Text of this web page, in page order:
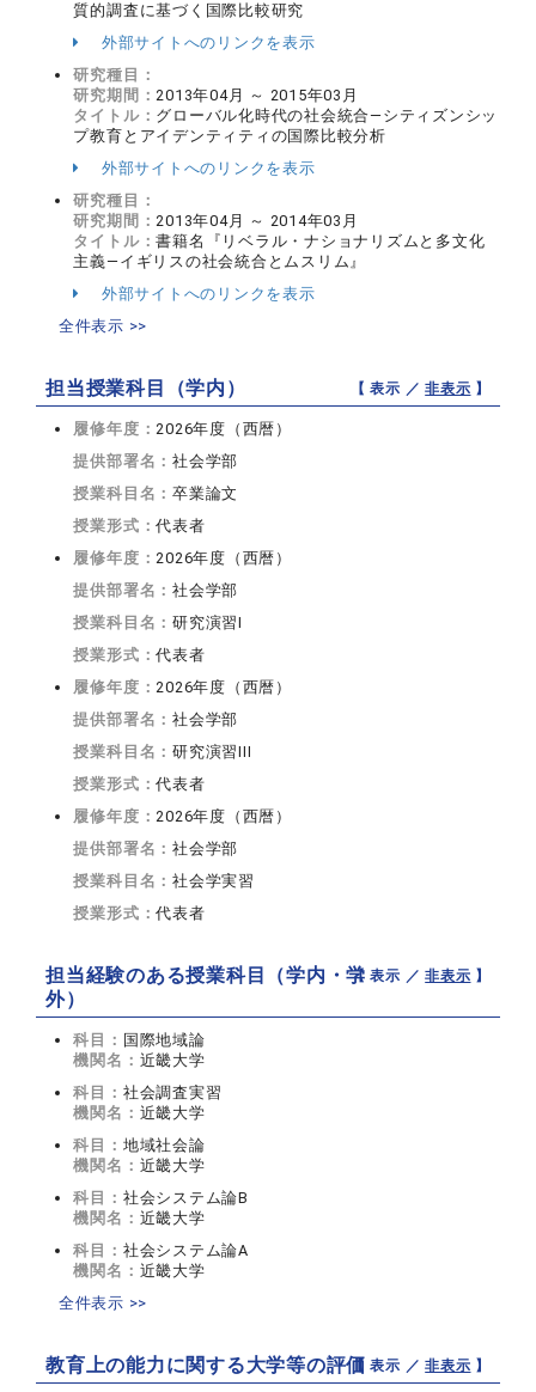
質的調査に基づく国際比較研究
外部サイトへのリンクを表示
研究種目：
研究期間：2013年04月 ～ 2015年03月
タイトル： グローバル化時代の社会統合―シティズンシッ
プ教育とアイデンティティの国際比較分析
外部サイトへのリンクを表示
研究種目：
研究期間：2013年04月 ～ 2014年03月
タイトル：書籍名『リベラル・ナショナリズムと多文化
主義―イギリスの社会統合とムスリム』
外部サイトへのリンクを表示
全件表示 >>
担当授業科目（学内） 【 表示 ／非表示 】
履修年度：2026年度（西暦）
提供部署名：社会学部
授業科目名：卒業論文
授業形式：代表者
履修年度：2026年度（西暦）
提供部署名：社会学部
授業科目名：研究演習I
授業形式：代表者
履修年度：2026年度（西暦）
提供部署名：社会学部
授業科目名：研究演習III
授業形式：代表者
履修年度：2026年度（西暦）
提供部署名：社会学部
授業科目名：社会学実習
授業形式：代表者
担当経験のある授業科目（学内・学
外）
【 表示 ／非表示 】
科目： 国際地域論
機関名： 近畿大学
科目： 社会調査実習
機関名： 近畿大学
科目： 地域社会論
機関名： 近畿大学
科目： 社会システム論B
機関名： 近畿大学
科目： 社会システム論A
機関名： 近畿大学
全件表示 >>
教育上の能力に関する大学等の評価【 表示 ／非表示 】